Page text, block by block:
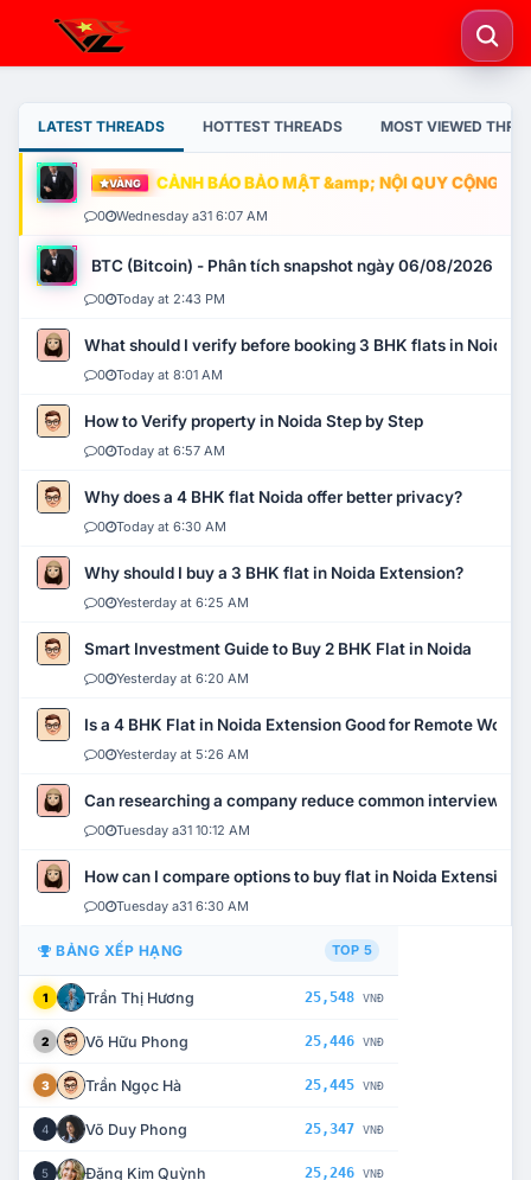
LATEST THREADS HOTTEST THREADS MOST VIEWED
VÀNG CẢNH BÁO BẢO MẬT &amp; NỘI QUY CỘNG
0 Wednesday a31 6:07 AM
BTC (Bitcoin) - Phân tích snapshot ngày 06/08/2026
0 Today at 2:43 PM
What should I verify before booking 3 BHK flats in Noida?
0 Today at 8:01 AM
How to Verify property in Noida Step by Step
0 Today at 6:57 AM
Why does a 4 BHK flat Noida offer better privacy?
0 Today at 6:30 AM
Why should I buy a 3 BHK flat in Noida Extension?
0 Yesterday at 6:25 AM
Smart Investment Guide to Buy 2 BHK Flat in Noida
0 Yesterday at 6:20 AM
Is a 4 BHK Flat in Noida Extension Good for Remote Work?
0 Yesterday at 5:26 AM
Can researching a company reduce common interview
0 Tuesday a31 10:12 AM
How can I compare options to buy flat in Noida Extension?
0 Tuesday a31 6:30 AM
BẢNG XẾP HẠNG TOP 5
1 Trần Thị Hương 25,548 VNĐ
2 Võ Hữu Phong 25,446 VNĐ
3 Trần Ngọc Hà 25,445 VNĐ
4 Võ Duy Phong 25,347 VNĐ
5 Đặng Kim Quỳnh 25,246 VNĐ